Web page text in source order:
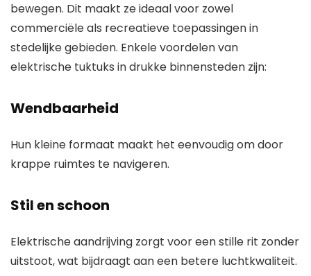
bewegen. Dit maakt ze ideaal voor zowel
commerciële als recreatieve toepassingen in
stedelijke gebieden. Enkele voordelen van
elektrische tuktuks in drukke binnensteden zijn:
Wendbaarheid
Hun kleine formaat maakt het eenvoudig om door
krappe ruimtes te navigeren.
Stil en schoon
Elektrische aandrijving zorgt voor een stille rit zonder
uitstoot, wat bijdraagt aan een betere luchtkwaliteit.